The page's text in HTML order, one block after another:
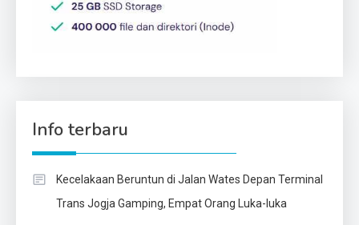
Info terbaru
Kecelakaan Beruntun di Jalan Wates Depan Terminal
Trans Jogja Gamping, Empat Orang Luka-luka